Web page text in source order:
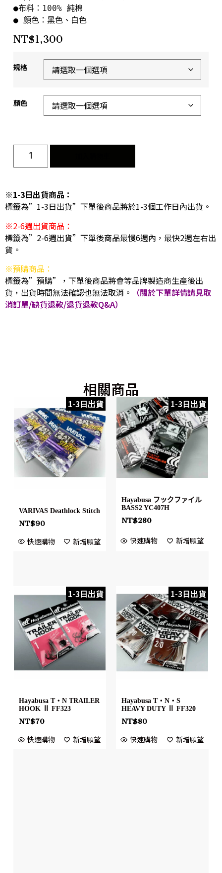
●布料：100% 純棉
● 顏色：黑色、白色
NT$1,300
規格
顏色
※1-3日出貨商品：
標籤為”1-3日出貨”下單後商品將於1-3個工作日內出貨。
※2-6週出貨商品：
標籤為”2-6週出貨”下單後商品最慢6週內，最快2週左右出
貨。
※預購商品：
標籤為”預購”，下單後商品將會等品牌製造商生產後出
貨，出貨時間無法確認也無法取消。
（關於下單詳情請見取
消訂單/缺貨退款/退貨退款Q&A）
相關商品
1-3日出貨
VARIVAS Deathlock Stitch
NT$90
快速購物 新增願望
1-3日出貨
Hayabusa フックファイル
BASS2 YC407H
NT$280
快速購物 新增願望
1-3日出貨
Hayabusa T・N TRAILER
HOOK Ⅱ FF323
NT$70
快速購物 新增願望
1-3日出貨
Hayabusa T・N・S
HEAVY DUTY Ⅱ FF320
NT$80
快速購物 新增願望